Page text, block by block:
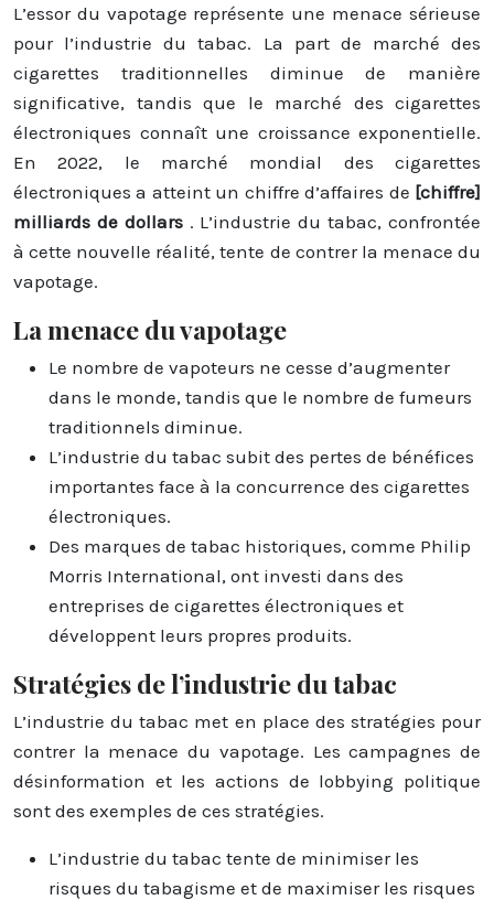
L’essor du vapotage représente une menace sérieuse
pour l’industrie du tabac. La part de marché des
cigarettes traditionnelles diminue de manière
significative, tandis que le marché des cigarettes
électroniques connaît une croissance exponentielle.
En 2022, le marché mondial des cigarettes
électroniques a atteint un chiffre d’affaires de [chiffre]
milliards de dollars . L’industrie du tabac, confrontée
à cette nouvelle réalité, tente de contrer la menace du
vapotage.
La menace du vapotage
Le nombre de vapoteurs ne cesse d’augmenter
dans le monde, tandis que le nombre de fumeurs
traditionnels diminue.
L’industrie du tabac subit des pertes de bénéfices
importantes face à la concurrence des cigarettes
électroniques.
Des marques de tabac historiques, comme Philip
Morris International, ont investi dans des
entreprises de cigarettes électroniques et
développent leurs propres produits.
Stratégies de l’industrie du tabac
L’industrie du tabac met en place des stratégies pour
contrer la menace du vapotage. Les campagnes de
désinformation et les actions de lobbying politique
sont des exemples de ces stratégies.
L’industrie du tabac tente de minimiser les
risques du tabagisme et de maximiser les risques